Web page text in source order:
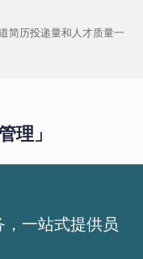
简历投递量和人才质量一
理」
一站式提供员